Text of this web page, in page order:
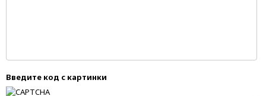
Введите код с картинки